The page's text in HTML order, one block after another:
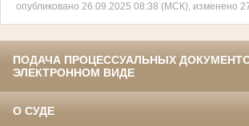
опубликовано 26.09.2025 08:38 (МСК), изменено
ПОДАЧА ПРОЦЕССУАЛЬНЫХ
ЭЛЕКТРОННОМ ВИДЕ
О СУДЕ